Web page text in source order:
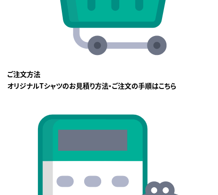
ご注文方法
オリジナルTシャツのお見積り方法・ご注文の手順はこちら